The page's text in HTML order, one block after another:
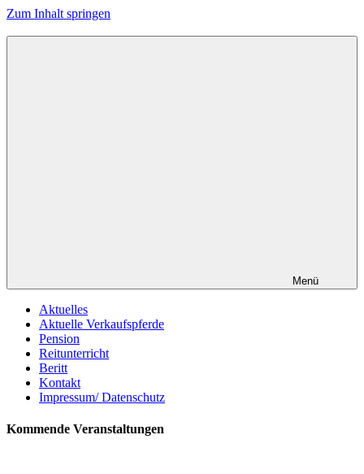
Zum Inhalt springen
Menü
Aktuelles
Aktuelle Verkaufspferde
Pension
Reitunterricht
Beritt
Kontakt
Impressum/ Datenschutz
Kommende Veranstaltungen